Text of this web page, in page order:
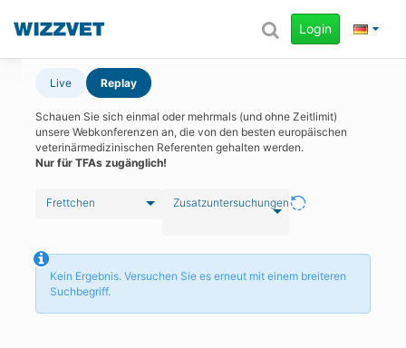
Login
Live Replay
Schauen Sie sich einmal oder mehrmals (und ohne Zeitlimit)
unsere Webkonferenzen an, die von den besten europäischen
veterinärmedizinischen Referenten gehalten werden.
Nur für TFAs zugänglich!
Frettchen Zusatzuntersuchungen
Kein Ergebnis. Versuchen Sie es erneut mit einem breiteren
Suchbegriff.